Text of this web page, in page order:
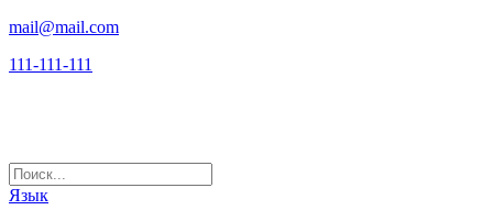
mail@mail.com
111-111-111
Язык